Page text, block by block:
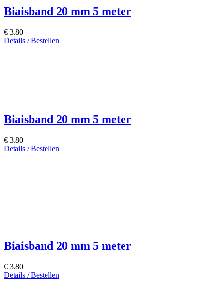
Biaisband 20 mm 5 meter
€ 3.80
Details / Bestellen
Biaisband 20 mm 5 meter
€ 3.80
Details / Bestellen
Biaisband 20 mm 5 meter
€ 3.80
Details / Bestellen